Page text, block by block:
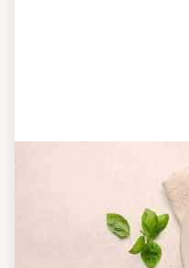
Anbieter finden
Nutzen Sie unsere
um herauszufinden,